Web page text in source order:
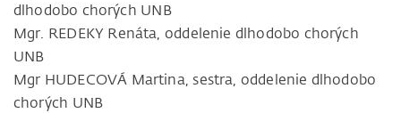
dlhodobo chorých UNB
Mgr. REDEKY Renáta, oddelenie dlhodobo chorých
UNB
Mgr HUDECOVÁ Martina, sestra, oddelenie dlhodobo
chorých UNB